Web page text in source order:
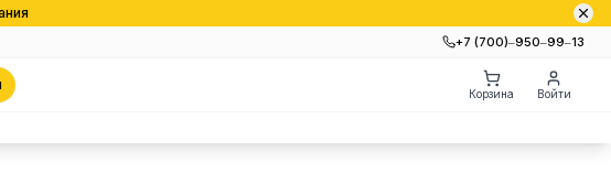
+7 (700)‒950‒99‒13
Корзина Войти